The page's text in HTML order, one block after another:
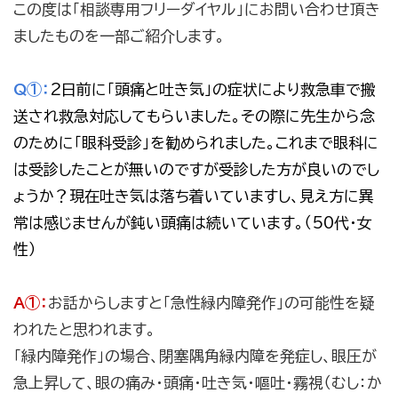
この度は「相談専用フリーダイヤル」にお問い合わせ頂き
ましたものを一部ご紹介します。
Q①： 2日前に「頭痛と吐き気」の症状により救急車で搬
送され救急対応してもらいました。その際に先生から念
のために「眼科受診」を勧められました。これまで眼科に
は受診したことが無いのですが受診した方が良いのでし
ょうか？現在吐き気は落ち着いていますし、見え方に異
常は感じませんが鈍い頭痛は続いています。（50代・女
性）
A①： お話からしますと「急性緑内障発作」の可能性を疑
われたと思われます。
「緑内障発作」の場合、閉塞隅角緑内障を発症し、眼圧が
急上昇して、眼の痛み・頭痛・吐き気・嘔吐・霧視（むし：か